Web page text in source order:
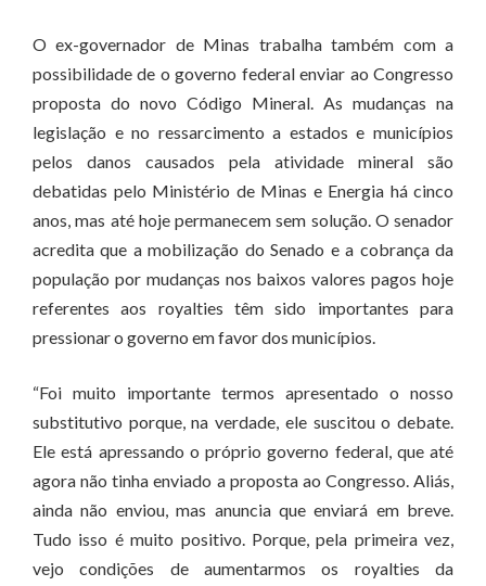
O ex-governador de Minas trabalha também com a
possibilidade de o governo federal enviar ao Congresso
proposta do novo Código Mineral. As mudanças na
legislação e no ressarcimento a estados e municípios
pelos danos causados pela atividade mineral são
debatidas pelo Ministério de Minas e Energia há cinco
anos, mas até hoje permanecem sem solução. O senador
acredita que a mobilização do Senado e a cobrança da
população por mudanças nos baixos valores pagos hoje
referentes aos royalties têm sido importantes para
pressionar o governo em favor dos municípios.
“Foi muito importante termos apresentado o nosso
substitutivo porque, na verdade, ele suscitou o debate.
Ele está apressando o próprio governo federal, que até
agora não tinha enviado a proposta ao Congresso. Aliás,
ainda não enviou, mas anuncia que enviará em breve.
Tudo isso é muito positivo. Porque, pela primeira vez,
vejo condições de aumentarmos os royalties da